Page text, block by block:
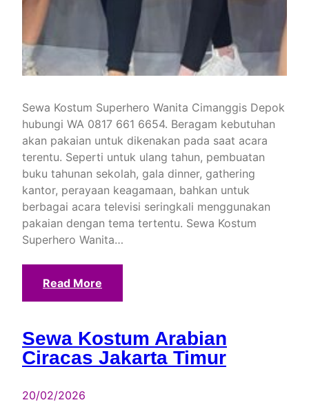
Sewa Kostum Superhero Wanita Cimanggis Depok
hubungi WA 0817 661 6654. Beragam kebutuhan
akan pakaian untuk dikenakan pada saat acara
terentu. Seperti untuk ulang tahun, pembuatan
buku tahunan sekolah, gala dinner, gathering
kantor, perayaan keagamaan, bahkan untuk
berbagai acara televisi seringkali menggunakan
pakaian dengan tema tertentu. Sewa Kostum
Superhero Wanita…
Read More
Sewa Kostum Arabian
Ciracas Jakarta Timur
20/02/2026